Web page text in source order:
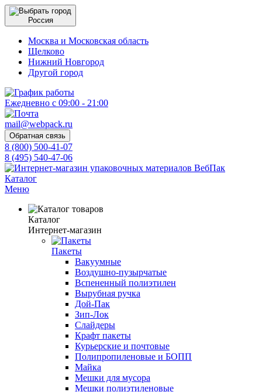
Россия
Москва и Московская область
Щелково
Нижний Новгород
Другой город
Ежедневно с 09:00 - 21:00
mail@webpack.ru
Обратная связь
8 (800) 500-41-07
8 (495) 540-47-06
Каталог
Меню
Каталог
Интернет-магазин
Пакеты
Вакуумные
Воздушно-пузырчатые
Вспененный полиэтилен
Вырубная ручка
Дой-Пак
Зип-Лок
Слайдеры
Крафт пакеты
Курьерские и почтовые
Полипропиленовые и БОПП
Майка
Мешки для мусора
Мешки полиэтиленовые